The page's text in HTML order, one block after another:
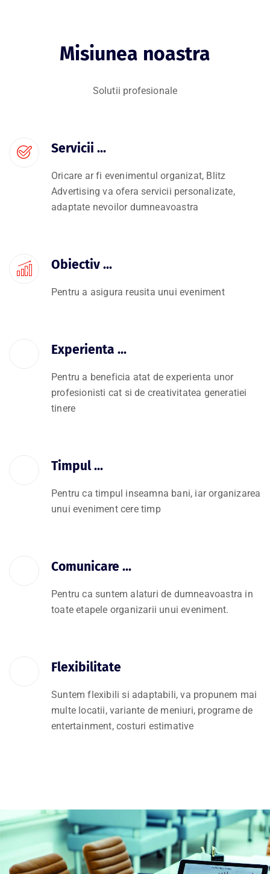
Misiunea noastra
Solutii profesionale
Servicii ...
Oricare ar fi evenimentul organizat, Blitz
Advertising va ofera servicii personalizate,
adaptate nevoilor dumneavoastra
Obiectiv ...
Pentru a asigura reusita unui eveniment
Experienta ...
Pentru a beneficia atat de experienta unor
profesionisti cat si de creativitatea generatiei
tinere
Timpul ...
Pentru ca timpul inseamna bani, iar organizarea
unui eveniment cere timp
Comunicare ...
Pentru ca suntem alaturi de dumneavoastra in
toate etapele organizarii unui eveniment.
Flexibilitate
Suntem flexibili si adaptabili, va propunem mai
multe locatii, variante de meniuri, programe de
entertainment, costuri estimative